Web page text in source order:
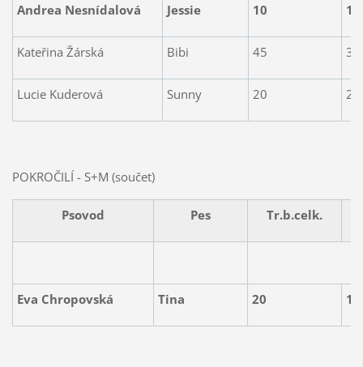
Andrea Nesnídalová Jessie 10 1.
Kateřina Žárská Bibi 45 3.
Lucie Kuderová Sunny 20 2.
POKROČILÍ - S+M (součet)
Psovod Pes Tr.b.celk.
Eva Chropovská Tina 20 1.